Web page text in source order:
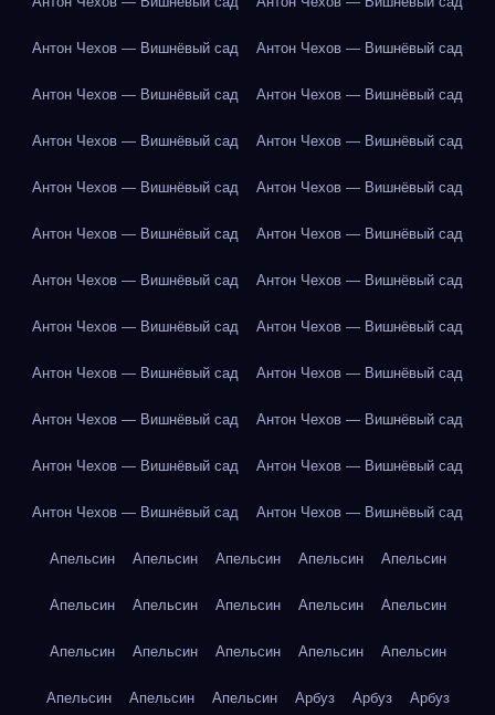
Антон Чехов — Вишнёвый сад Антон Чехов — Вишнёвый сад
Антон Чехов — Вишнёвый сад Антон Чехов — Вишнёвый сад
Антон Чехов — Вишнёвый сад Антон Чехов — Вишнёвый сад
Антон Чехов — Вишнёвый сад Антон Чехов — Вишнёвый сад
Антон Чехов — Вишнёвый сад Антон Чехов — Вишнёвый сад
Антон Чехов — Вишнёвый сад Антон Чехов — Вишнёвый сад
Антон Чехов — Вишнёвый сад Антон Чехов — Вишнёвый сад
Антон Чехов — Вишнёвый сад Антон Чехов — Вишнёвый сад
Антон Чехов — Вишнёвый сад Антон Чехов — Вишнёвый сад
Антон Чехов — Вишнёвый сад Антон Чехов — Вишнёвый сад
Антон Чехов — Вишнёвый сад Антон Чехов — Вишнёвый сад
Апельсин Апельсин Апельсин Апельсин Апельсин
Апельсин Апельсин Апельсин Апельсин Апельсин
Апельсин Апельсин Апельсин Апельсин Апельсин
Апельсин Апельсин Апельсин Арбуз Арбуз Арбуз